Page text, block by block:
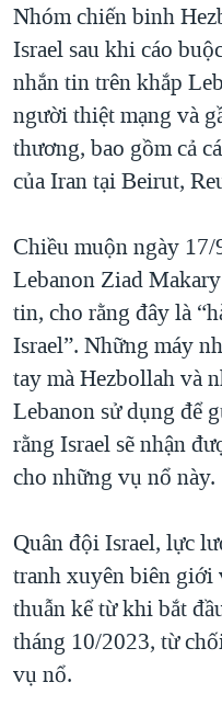
THƯỢNG ĐỈNH TRUMP-
TRỊNH VĨNH BÌNH VS.
NGƯ DÂN VIỆT VÀ LÀN
BÊN KIA QUỐC LỘ:
Nhóm chiến binh
Israel sau khi cáo
nhắn tin trên khắp
người thiệt mạng và
thương, bao gồm cả
của Iran tại Beirut,
Chiều muộn ngày
Lebanon Ziad
tin, cho rằng đây là
Israel”. Những máy
tay mà Hezbollah và
Lebanon sử dụng để
rằng Israel sẽ nhận
cho những vụ nổ này.
Quân đội Israel, lực
tranh xuyên biên giới
thuẫn kể từ khi bắt
tháng 10/2023, từ
vụ nổ.